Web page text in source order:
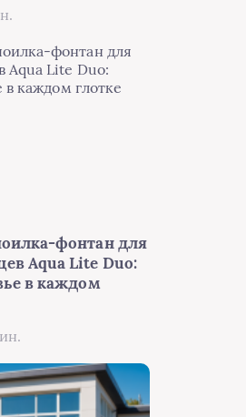
фонтан для
Aqua Lite Duo:
в каждом